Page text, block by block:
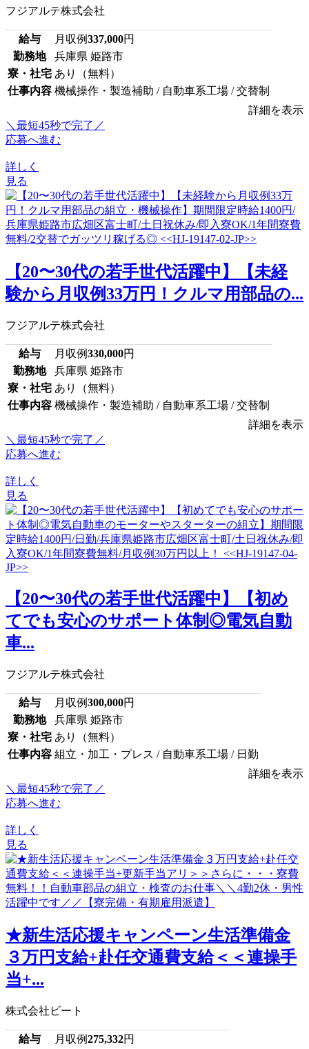
フジアルテ株式会社
給与 月収例337,000円
勤務地
兵庫県 姫路市
寮・社宅 あり（無料）
仕事内容 機械操作・製造補助 / 自動車系工場 / 交替制
詳細を表示
＼最短45秒で完了／
応募へ進む
詳しく
見る
【20〜30代の若手世代活躍中】【未経
験から月収例33万円！クルマ用部品の...
フジアルテ株式会社
給与 月収例330,000円
勤務地
兵庫県 姫路市
寮・社宅 あり（無料）
仕事内容 機械操作・製造補助 / 自動車系工場 / 交替制
詳細を表示
＼最短45秒で完了／
応募へ進む
詳しく
見る
【20〜30代の若手世代活躍中】【初め
てでも安心のサポート体制◎電気自動
車...
フジアルテ株式会社
給与 月収例300,000円
勤務地
兵庫県 姫路市
寮・社宅 あり（無料）
仕事内容 組立・加工・プレス / 自動車系工場 / 日勤
詳細を表示
＼最短45秒で完了／
応募へ進む
詳しく
見る
★新生活応援キャンペーン生活準備金
３万円支給+赴任交通費支給＜＜連操手
当+...
株式会社ビート
給与 月収例275,332円